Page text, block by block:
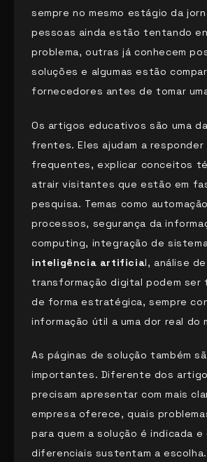
sempre no mesmo estágio da
pessoas ainda estão tentando
problema, outras já conhecem
soluções e algumas estão
fornecedores antes de tomar
Os artigos educativos são uma
frentes. Eles ajudam a responder
frequentes, explicar conceitos
atrair visitantes que estão em
pesquisa. Temas como
processos, segurança da
computing, integração de
inteligência artificial, análise
transformação digital podem ser
de forma estratégica, sempre
informação útil a uma dor real do
As páginas de solução também
importantes. Diferente dos
precisam apresentar com mais
empresa oferece, quais
para quem a solução é indicada e
diferenciais sustentam a escolha.